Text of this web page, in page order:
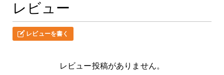
レビュー
レビューを書く
レビュー投稿がありません。